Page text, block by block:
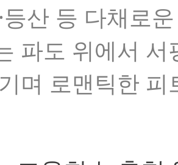
등산 등 다채로
파도 위에서
며 로맨틱한